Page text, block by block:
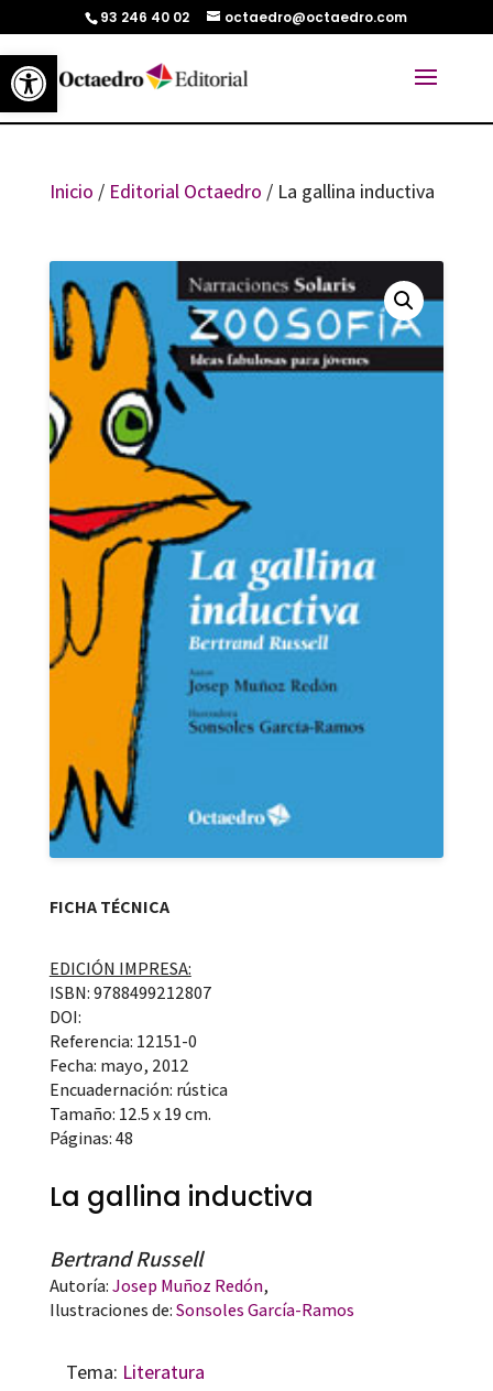
Abrir barra de herramientas
93 246 40 02 octaedro@octaedro.com
Inicio / Editorial Octaedro / La gallina inductiva
FICHA TÉCNICA
EDICIÓN IMPRESA:
ISBN: 9788499212807
DOI:
Referencia: 12151-0
Fecha: mayo, 2012
Encuadernación: rústica
Tamaño: 12.5 x 19 cm.
Páginas: 48
La gallina inductiva
Bertrand Russell
Autoría:Josep Muñoz Redón,
Ilustraciones de:Sonsoles García-Ramos
Tema: Literatura